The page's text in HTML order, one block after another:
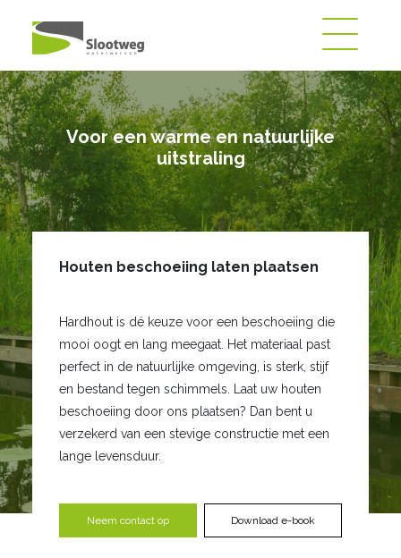
Voor een warme en natuurlijke
uitstraling
Houten beschoeiing laten plaatsen
Hardhout is dé keuze voor een beschoeiing die
mooi oogt en lang meegaat. Het materiaal past
perfect in de natuurlijke omgeving, is sterk, stijf
en bestand tegen schimmels. Laat uw houten
beschoeiing door ons plaatsen? Dan bent u
verzekerd van een stevige constructie met een
lange levensduur.
Neem contact op Download e-book